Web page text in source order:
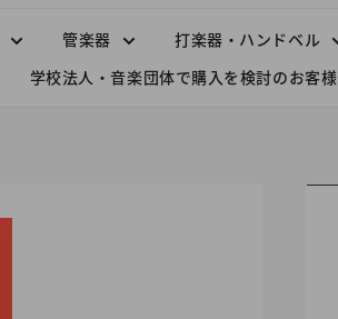
管楽器 打楽器・ハンドベル
学校法人・音楽団体で購入を検討のお客様